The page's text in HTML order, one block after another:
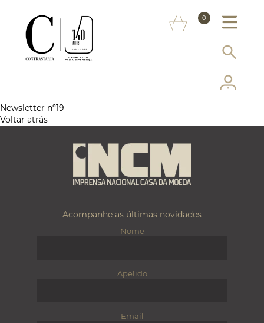
0
INFORMAÇÃO AO CONSUMIDOR
SERVIÇOS
MAIS CONTRASTARIA
LOJA ONLINE
Newsletter nº19
Voltar atrás
Acompanhe as últimas novidades
Nome
Apelido
Email